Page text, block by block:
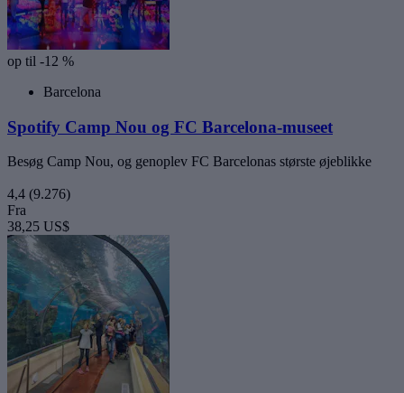
op til -12 %
Barcelona
Spotify Camp Nou og FC Barcelona-museet
Besøg Camp Nou, og genoplev FC Barcelonas største øjeblikke
4,4 (9.276)
Fra
38,25 US$